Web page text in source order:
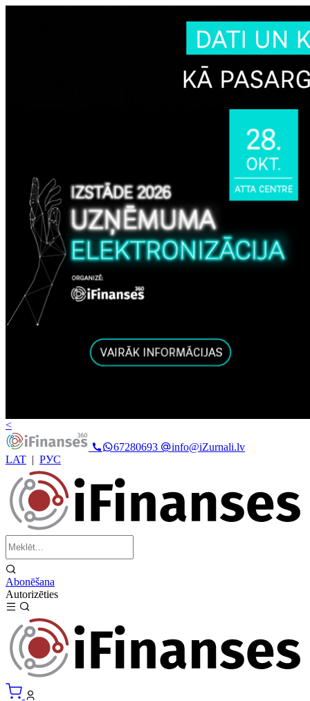
<
67280693
info@iZurnali.lv
LAT | РУС
Abonēšana
Autorizēties